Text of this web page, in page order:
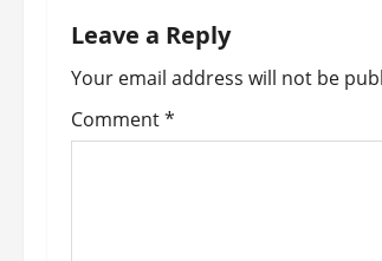
n
a
v
Leave a Reply
Your email address will not be
Comment*